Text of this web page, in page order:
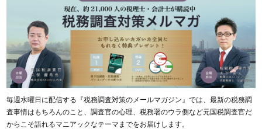
毎週水曜日に配信する『税務調査対策のメールマガジン』では、最新の税務調
査事情はもちろんのこと、調査官の心理、税務署のウラ側など元国税調査官だ
からこそ語れるマニアックなテーマまでをお届けします。